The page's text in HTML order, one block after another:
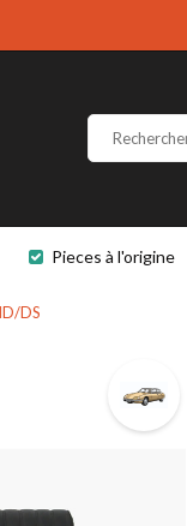
Pieces à l'origine
DS